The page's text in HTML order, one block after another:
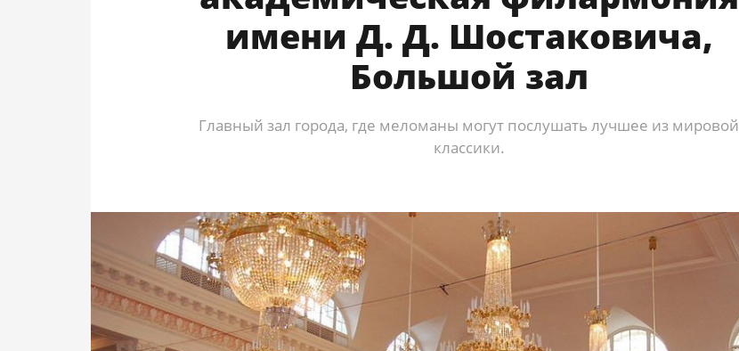
имени Д. Д. Шостаковича,
Большой зал
Главный зал города, где меломаны могут послушать лучшее из мировой
классики.